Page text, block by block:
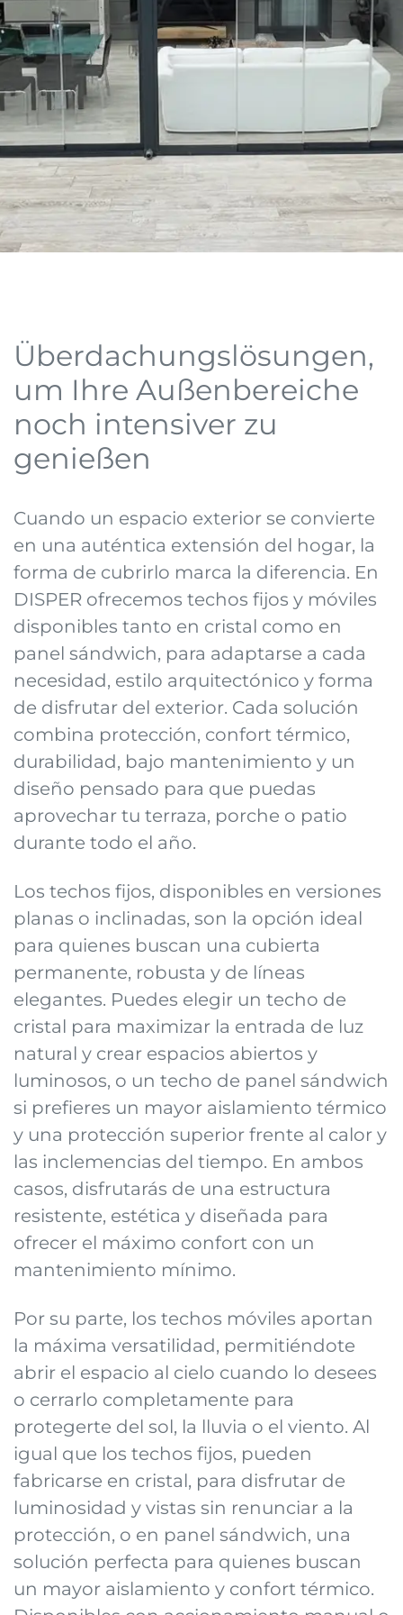
Überdachungslösungen,
um Ihre Außenbereiche
noch intensiver zu
genießen
Cuando un espacio exterior se convierte
en una auténtica extensión del hogar, la
forma de cubrirlo marca la diferencia. En
DISPER ofrecemos techos fijos y móviles
disponibles tanto en cristal como en
panel sándwich, para adaptarse a cada
necesidad, estilo arquitectónico y forma
de disfrutar del exterior. Cada solución
combina protección, confort térmico,
durabilidad, bajo mantenimiento y un
diseño pensado para que puedas
aprovechar tu terraza, porche o patio
durante todo el año.
Los techos fijos, disponibles en versiones
planas o inclinadas, son la opción ideal
para quienes buscan una cubierta
permanente, robusta y de líneas
elegantes. Puedes elegir un techo de
cristal para maximizar la entrada de luz
natural y crear espacios abiertos y
luminosos, o un techo de panel sándwich
si prefieres un mayor aislamiento térmico
y una protección superior frente al calor y
las inclemencias del tiempo. En ambos
casos, disfrutarás de una estructura
resistente, estética y diseñada para
ofrecer el máximo confort con un
mantenimiento mínimo.
Por su parte, los techos móviles aportan
la máxima versatilidad, permitiéndote
abrir el espacio al cielo cuando lo desees
o cerrarlo completamente para
protegerte del sol, la lluvia o el viento. Al
igual que los techos fijos, pueden
fabricarse en cristal, para disfrutar de
luminosidad y vistas sin renunciar a la
protección, o en panel sándwich, una
solución perfecta para quienes buscan
un mayor aislamiento y confort térmico.